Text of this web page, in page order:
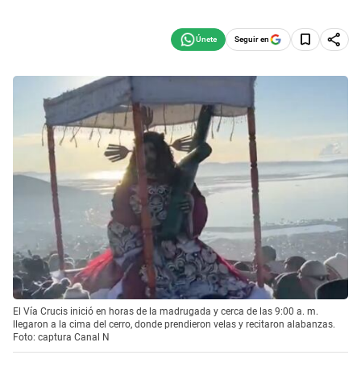
Seguir en
El Vía Crucis inició en horas de la madrugada y cerca de las 9:00 a. m.
llegaron a la cima del cerro, donde prendieron velas y recitaron alabanzas.
Foto: captura Canal N